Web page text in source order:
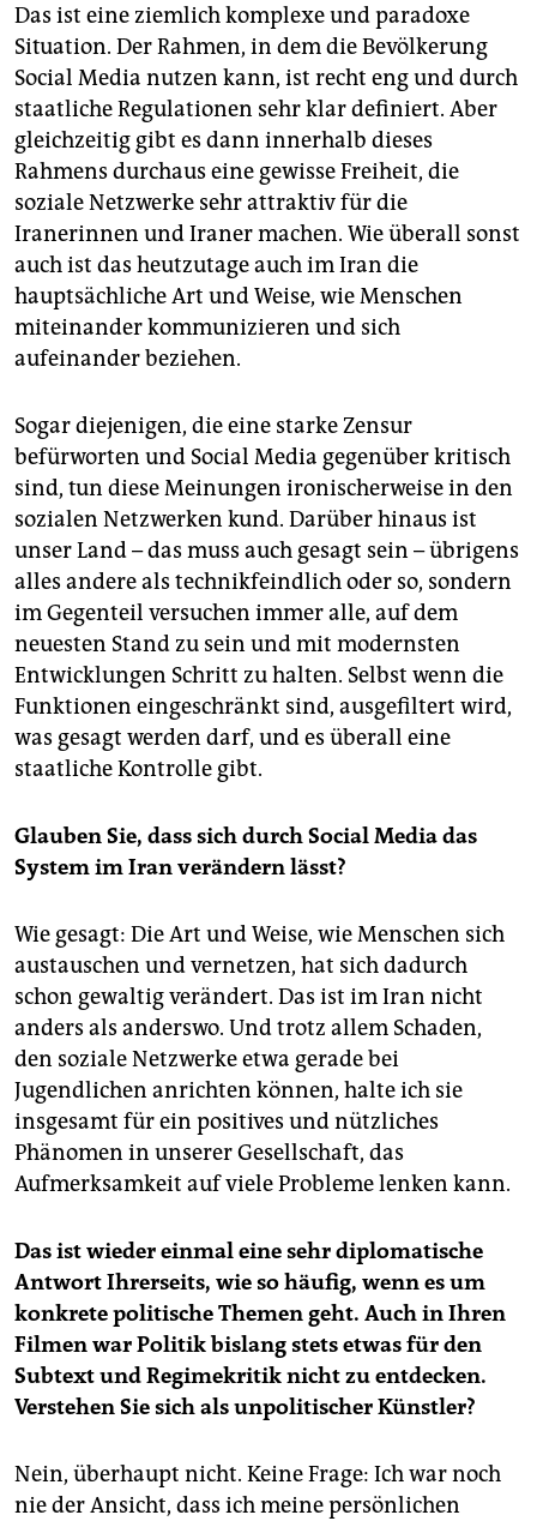
Das ist eine ziemlich komplexe und paradoxe
Situation. Der Rahmen, in dem die Bevölkerung
Social Media nutzen kann, ist recht eng und durch
staatliche Regulationen sehr klar definiert. Aber
gleichzeitig gibt es dann innerhalb dieses
Rahmens durchaus eine gewisse Freiheit, die
soziale Netzwerke sehr attraktiv für die
Iranerinnen und Iraner machen. Wie überall sonst
auch ist das heutzutage auch im Iran die
hauptsächliche Art und Weise, wie Menschen
miteinander kommunizieren und sich
aufeinander beziehen.
Sogar diejenigen, die eine starke Zensur
befürworten und Social Media gegenüber kritisch
sind, tun diese Meinungen ironischerweise in den
sozialen Netzwerken kund. Darüber hinaus ist
unser Land – das muss auch gesagt sein – übrigens
alles andere als technikfeindlich oder so, sondern
im Gegenteil versuchen immer alle, auf dem
neuesten Stand zu sein und mit modernsten
Entwicklungen Schritt zu halten. Selbst wenn die
Funktionen eingeschränkt sind, ausgefiltert wird,
was gesagt werden darf, und es überall eine
staatliche Kontrolle gibt.
Glauben Sie, dass sich durch Social Media das
System im Iran verändern lässt?
Wie gesagt: Die Art und Weise, wie Menschen sich
austauschen und vernetzen, hat sich dadurch
schon gewaltig verändert. Das ist im Iran nicht
anders als anderswo. Und trotz allem Schaden,
den soziale Netzwerke etwa gerade bei
Jugendlichen anrichten können, halte ich sie
insgesamt für ein positives und nützliches
Phänomen in unserer Gesellschaft, das
Aufmerksamkeit auf viele Probleme lenken kann.
Das ist wieder einmal eine sehr diplomatische
Antwort Ihrerseits, wie so häufig, wenn es um
konkrete politische Themen geht. Auch in Ihren
Filmen war Politik bislang stets etwas für den
Subtext und Regimekritik nicht zu entdecken.
Verstehen Sie sich als unpolitischer Künstler?
Nein, überhaupt nicht. Keine Frage: Ich war noch
nie der Ansicht, dass ich meine persönlichen